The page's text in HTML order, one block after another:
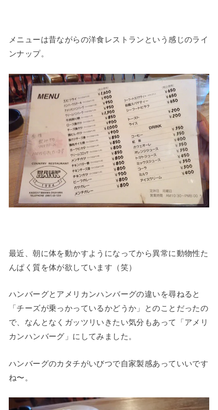
メニューは昔ながらの洋食レストランという感じのライ
ンナップ。
最近、朝に体を動かすようになってから異常に動物性た
んぱく質を体が欲しています（笑）
ハンバーグとアメリカンハンバーグの違いを尋ねると
「チーズが乗っかっているかどうか」とのことだったの
で、なんとなくガッツリいきたい気分もあって「アメリ
カンハンバーグ」にしてみました。
ハンバーグのカタチがいびつで自家製感あっていいです
ね〜。